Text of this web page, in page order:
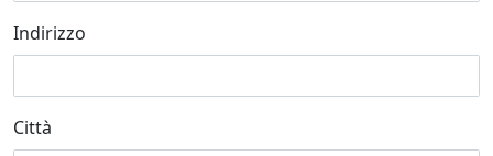
Indirizzo
Città